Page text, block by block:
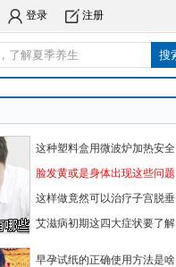
登录 注册
这种塑料盒用微波炉加热安全
脸发黄或是身体出现这些问题
这样做竟然可以治疗子宫脱垂
艾滋病初期这四大症状要了解
早孕试纸的正确使用方法是啥